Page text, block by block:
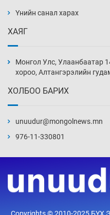
5 цаг 21 мин
5 цаг 51 мин
6 цаг 21 мин
6 цаг 36 мин
Үнийн санал харах
ХАЯГ
Монгол Улс, Улаанбаатар
хороо, Алтангэрэлийн
ХОЛБОО БАРИХ
unuudur@mongolnews.mn
976-11-330801